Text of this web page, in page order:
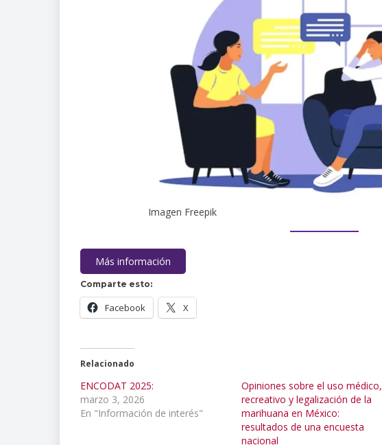
Imagen Freepik
Más información
Comparte esto:
Facebook X
Relacionado
ENCODAT 2025:
marzo 3, 2026
En "Información de interés"
Opiniones sobre el uso médico,
recreativo y legalización de la
marihuana en México:
resultados de una encuesta
nacional